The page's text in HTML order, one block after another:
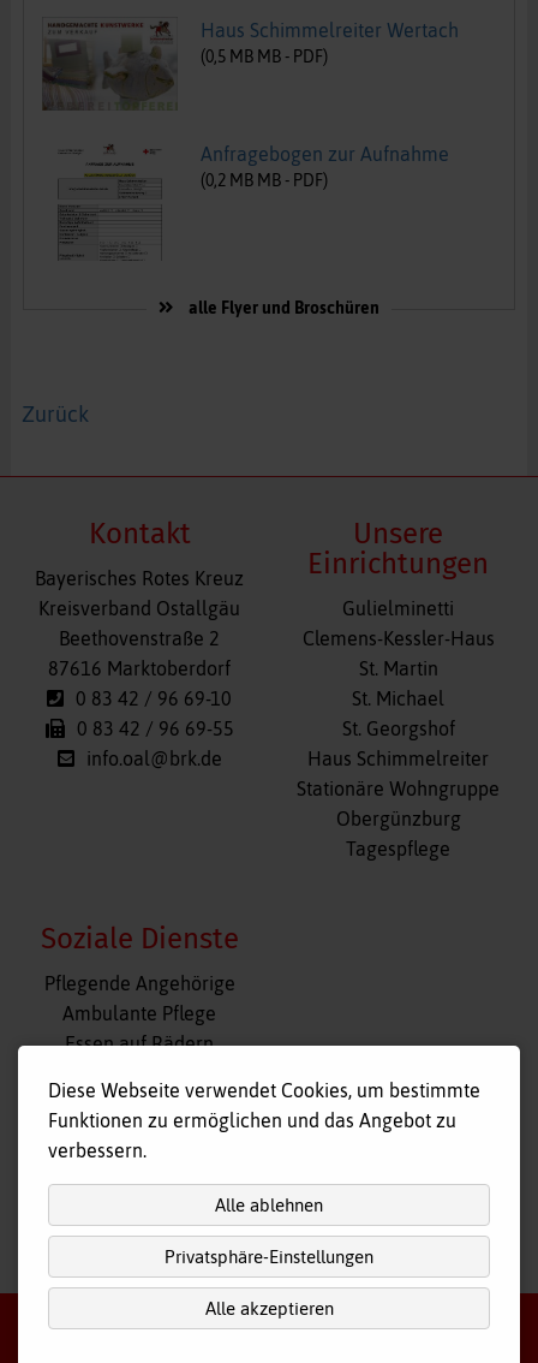
Haus Schimmelreiter Wertach
(0,5 MB MB - PDF)
Anfragebogen zur Aufnahme
(0,2 MB MB - PDF)
alle Flyer und Broschüren
Zurück
Kontakt
Bayerisches Rotes Kreuz
Kreisverband Ostallgäu
Beethovenstraße 2
87616 Marktoberdorf
0 83 42 / 96 69-10
0 83 42 / 96 69-55
info.oal@brk.de
Unsere
Einrichtungen
Navigation
überspringen
Gulielminetti
Clemens-Kessler-Haus
St. Martin
St. Michael
St. Georgshof
Haus Schimmelreiter
Stationäre Wohngruppe
Obergünzburg
Tagespflege
Soziale Dienste
Navigation
überspringen
Pflegende Angehörige
Ambulante Pflege
Essen auf Rädern
Tagespflege
Hausnotruf
nach oben
Diese Webseite verwendet Cookies, um bestimmte
Funktionen zu ermöglichen und das Angebot zu
verbessern.
Alle ablehnen
Privatsphäre-Einstellungen
Alle akzeptieren